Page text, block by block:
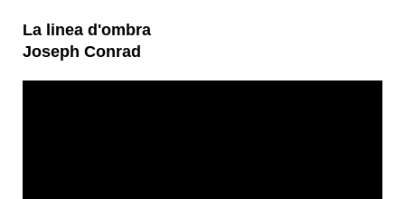
La linea d'ombra
Joseph Conrad